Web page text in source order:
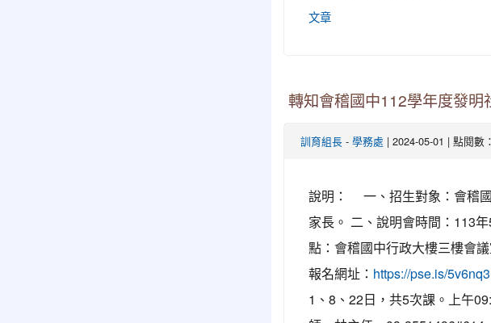
文章
轉知會稽國中112學年度發明
訓育組長 - 學務處 | 2024-05-01 | 點閱數
說明： 一、招生對象：會稽
家長。 二、說明會時間：113
點：會稽國中行政大樓三樓會
報名網址： https://pse.is/5v6nq3
1、8、22日，共5次課。上午